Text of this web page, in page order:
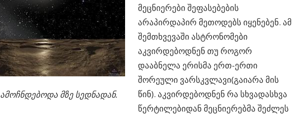
მზე სედნადან.
მეცნიერები შეფასებების
არაპირდაპირ მეთოდებს იყენებენ. ამ
შემთხვევაში ასტრონომები
აკვირდებოდნენ თუ როგორ
დააბნელა ერისმა ერთ-ერთი
შორეული ვარსკვლავი(გაიარა მის
წინ). აკვირდებოდნენ რა სხვადასხვა
წერტილებიდან მეცნიერებმა შეძლეს